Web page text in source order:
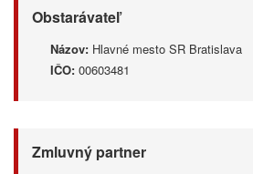
Obstarávateľ
Názov: Hlavné mesto SR Bratislava
IČO: 00603481
Zmluvný partner